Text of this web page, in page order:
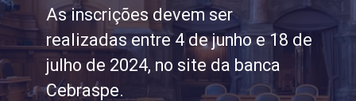
As inscrições devem ser
realizadas entre 4 de junho e 18 de
julho de 2024, no site da banca
Cebraspe.